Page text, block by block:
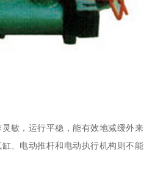
敏，运行平稳，能有效地减缓外来
、电动推杆和电动执行机构则不能